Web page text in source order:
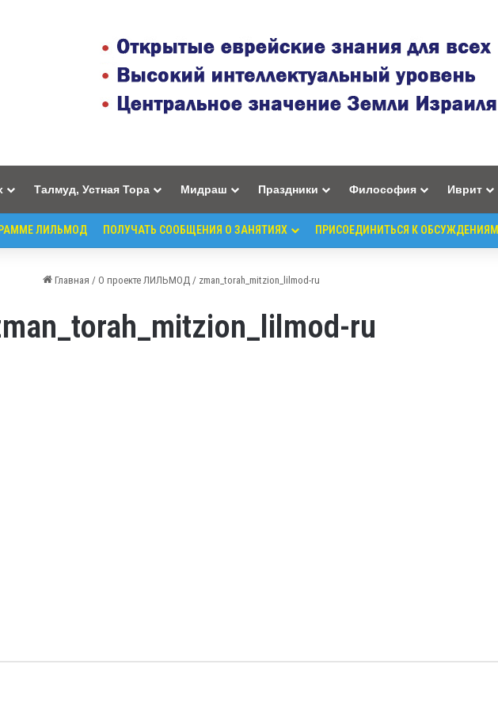
Талмуд, Устная Тора Мидраш Праздники Философия Иврит
ЛИЛЬМОД ПОЛУЧАТЬ СООБЩЕНИЯ О ЗАНЯТИЯХ ПРИСОЕДИНИТЬСЯ К ОБСУЖДЕНИЯМ
Главная / О проекте ЛИЛЬМОД / zman_torah_mitzion_lilmod-ru
ru